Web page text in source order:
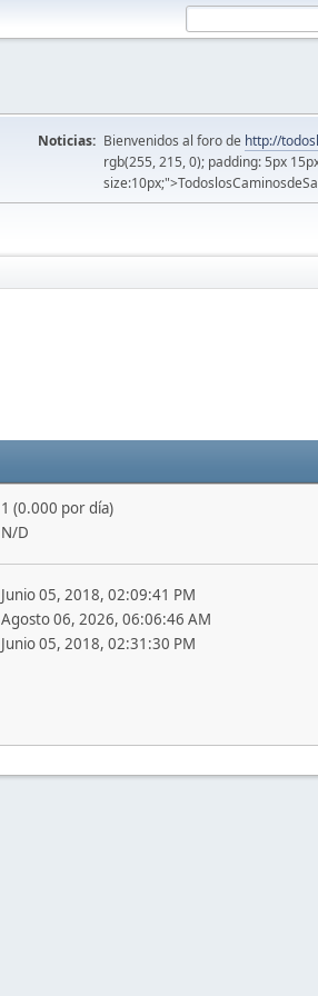
Noticias: Bienvenidos al foro de http://
rgb(255, 215, 0); padding: 5px
1 (0.000 por día)
N/D
Junio 05, 2018, 02:09:41 PM
Agosto 06, 2026, 06:06:46 AM
Junio 05, 2018, 02:31:30 PM